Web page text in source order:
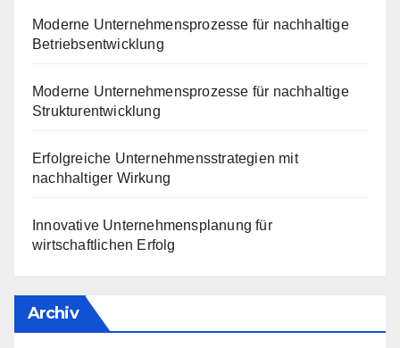
Moderne Unternehmensprozesse für nachhaltige
Betriebsentwicklung
Moderne Unternehmensprozesse für nachhaltige
Strukturentwicklung
Erfolgreiche Unternehmensstrategien mit
nachhaltiger Wirkung
Innovative Unternehmensplanung für
wirtschaftlichen Erfolg
Archiv